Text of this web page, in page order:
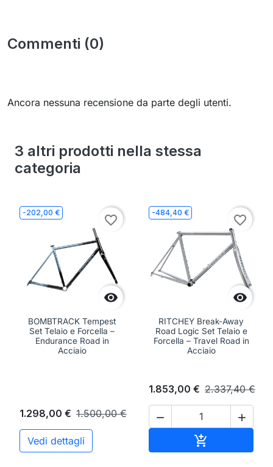
Commenti (0)
Ancora nessuna recensione da parte degli utenti.
3 altri prodotti nella stessa
categoria
-202,00 €

favorite_border
BOMBTRACK Tempest
Set Telaio e Forcella –
Endurance Road in
Acciaio
1.298,00 € 1.500,00 €
Vedi dettagli
-484,40 €

favorite_border
RITCHEY Break-Away
Road Logic Set Telaio e
Forcella – Travel Road in
Acciaio
1.853,00 € 2.337,40 €
 
